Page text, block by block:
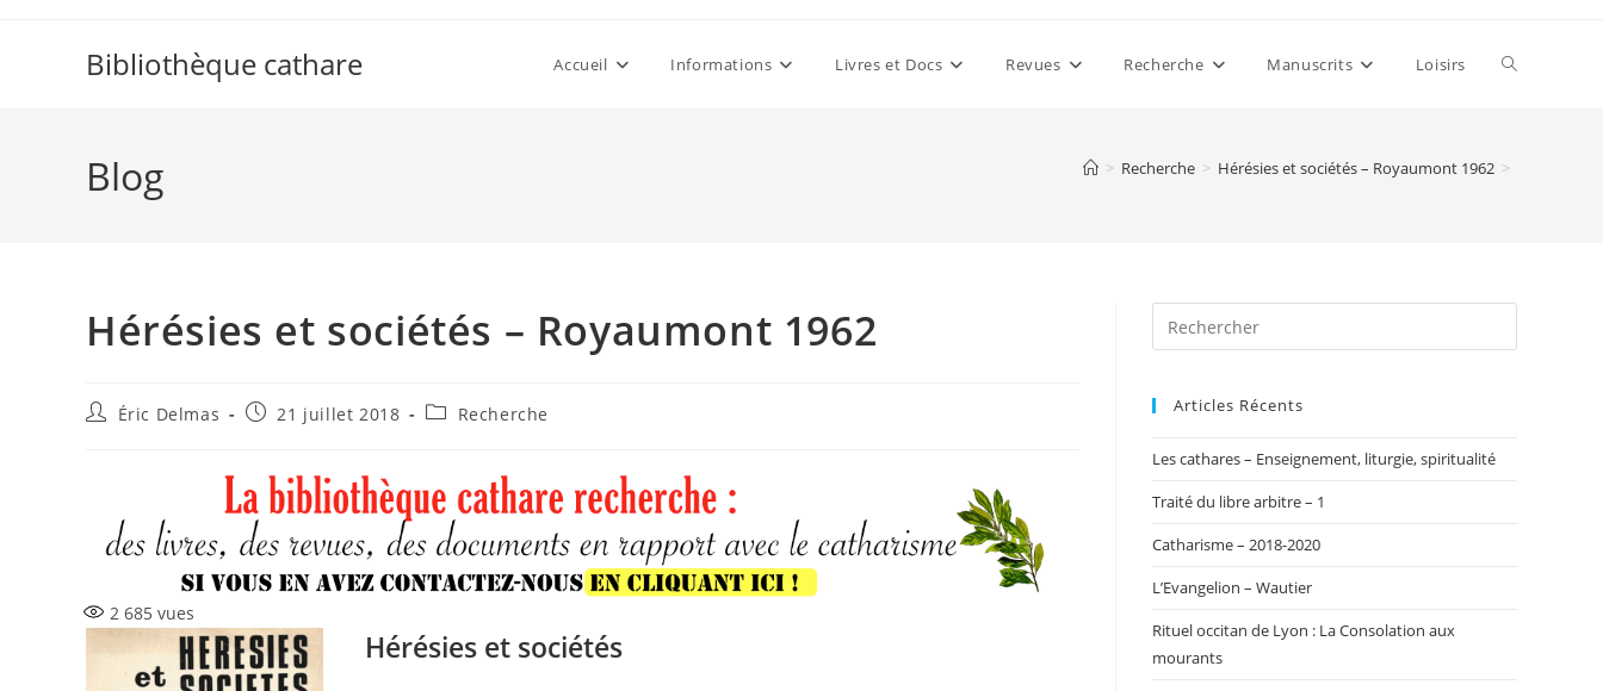
Bibliothèque cathare Accueil Informations Livres et Docs Revues Recherche Manuscrits Loisirs Toggle
Blog > Recherche > Hérésies et sociétés – Royaumont 1962 >
Hérésies et sociétés – Royaumont 1962
Auteur/autrice
Éric Delmas
Publication
21 juillet 2018
PostRecherche
2 685 vues
Hérésies et sociétés
Articles Récents
Les cathares – Enseignement, liturgie, spiritualité
Traité du libre arbitre – 1
Catharisme – 2018-2020
L’Evangelion – Wautier
Rituel occitan de Lyon : La Consolation aux
mourants